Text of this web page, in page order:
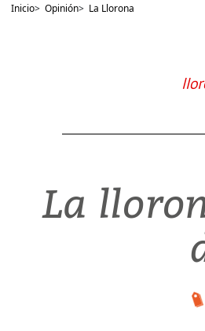
Inicio> Opinión> La Llorona
La